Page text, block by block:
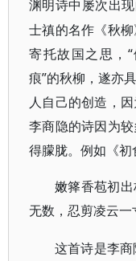
渊明诗中屡次出
士禛的名作《秋
寄托故国之思，
痕”的秋柳，遂亦
人自己的创造，
李商隐的诗因为
得朦胧。例如《初
嫩箨香苞初
无数，忍剪凌云一
这首诗是李商